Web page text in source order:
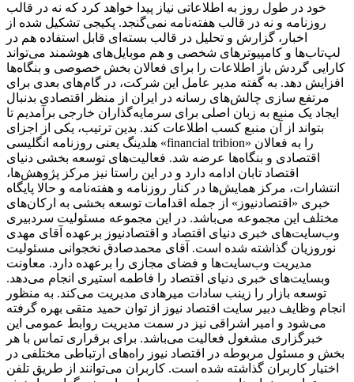
خود در طول روز به اطلاعاتی نیاز پیدا خواهد کرد که نه در قالب
روزنامه و نه در قالب هفته‌نامه نمی‌گنجد. پکیجی تشکیل شده از
اخبار، گزارش و تحلیل در قالب بسته‌ای قابل استفاده هم در
لپ‌تاب‌ها و کامپیوترهای شخصی و هم موبایل‌های هوشمند می‌تواند
کارایی گردش باز اطلاعات را برای فعالان بخش خصوصی و بنگاه‌ها
افزایش دهد. به گفته مدیر عامل این شرکت، در گام‌های بعدی برای
مرتفع سازی چالش‌های رسانه در ایران از منظر اقتصادی بدنبال
ایجاد یک منبع به زبان اصلی برای سرمایه‌گذاران خارجی برآمدیم تا
بتواند از آن منبع کسب اطلاعات کند. بدین ترتیب، یکی از اجزای
هلدینگ یعنی روزنامه انگلیسی «financial tribion» را به فعالان
اقتصادی و بنگاه‌ها عرضه شد. فعالیت‌های توسعه بخشی دنیای
اقتصاد تابان ادامه دارد و در این راستا نیز مرکز پژوهش‌ها،
انتشارات، مرکز همایش‌ها در کنار روزنامه و هفته‌نامه و حالا پایگاه
خبری «اقتصادنیوز» از جمله اقدامات توسعه بخشی به ارکان‌های
مختلف این مجموعه می‌باشد. در این مجموعه مسئولیت سردبیری
وب‌سایت‌های خبری دنیای اقتصاد و اقتصادنیوز برعهده آقای مهدی
نوروزیان گذاشته شده است. آقای محمدصادق نخجوانی مسئولیت
مدیریت وب‌سایت‌ها و فضای مجازی را برعهده دارد. معاونت
وبسایت‌های خبری دنیای اقتصاد را فاطمه استیری انجام می‌دهد.
توسعه بازار را زینب سادات میرهادی مدیریت می‌کند. به منظور
انجام وظایف دبیر سایت اقتصاد نیوز از توان حمید متقی بهره گرفته
می‌شود و امیر اشراقی نیز در سمت مدیریت روابط عمومی این
خبرگزاری مشغول فعالیت می‌باشد. برای برقراری تماس با هر
بخش و مسئول مربوطه در اقتصاد نیوز راه‌های ارتباطی مختلفی در
اختیار کاربران گذاشته شده است. کاربران می‌توانند از طریق تلفن